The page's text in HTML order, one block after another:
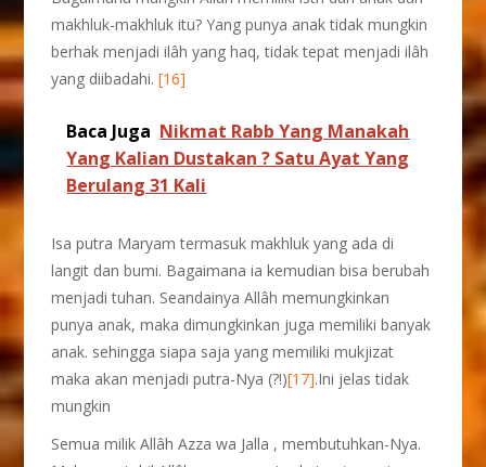
makhluk-makhluk itu? Yang punya anak tidak mungkin
berhak menjadi ilâh yang haq, tidak tepat menjadi ilâh
yang diibadahi.[16]
Baca Juga Nikmat Rabb Yang Manakah
Yang Kalian Dustakan ? Satu Ayat Yang
Berulang 31 Kali
Isa putra Maryam termasuk makhluk yang ada di
langit dan bumi. Bagaimana ia kemudian bisa berubah
menjadi tuhan. Seandainya Allâh memungkinkan
punya anak, maka dimungkinkan juga memiliki banyak
anak. sehingga siapa saja yang memiliki mukjizat
maka akan menjadi putra-Nya (?!)[17].Ini jelas tidak
mungkin
Semua milik Allâh Azza wa Jalla , membutuhkan-Nya.